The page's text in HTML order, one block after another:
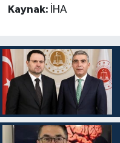
Kaynak: İHA